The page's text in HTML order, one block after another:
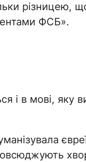
різницею,
ФСБ».
в мові, яку